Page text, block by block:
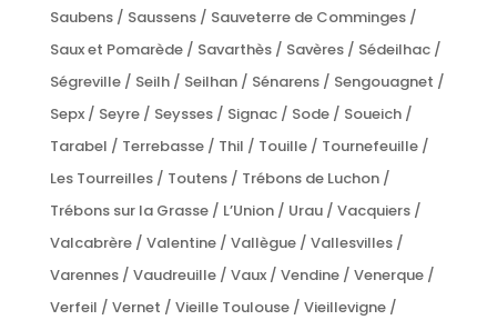
Saubens / Saussens / Sauveterre de Comminges /
Saux et Pomarède / Savarthès / Savères / Sédeilhac /
Ségreville / Seilh / Seilhan / Sénarens / Sengouagnet /
Sepx / Seyre / Seysses / Signac / Sode / Soueich /
Tarabel / Terrebasse / Thil / Touille / Tournefeuille /
Les Tourreilles / Toutens / Trébons de Luchon /
Trébons sur la Grasse / L’Union / Urau / Vacquiers /
Valcabrère / Valentine / Vallègue / Vallesvilles /
Varennes / Vaudreuille / Vaux / Vendine / Venerque /
Verfeil / Vernet / Vieille Toulouse / Vieillevigne /